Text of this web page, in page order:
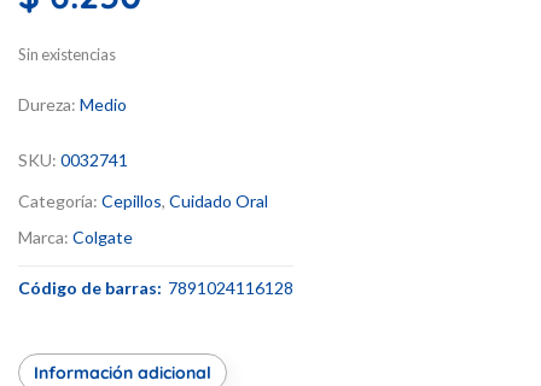
Sin existencias
Dureza: Medio
SKU: 0032741
Categoría: Cepillos, Cuidado Oral
Marca: Colgate
Código de barras: 7891024116128
Información adicional